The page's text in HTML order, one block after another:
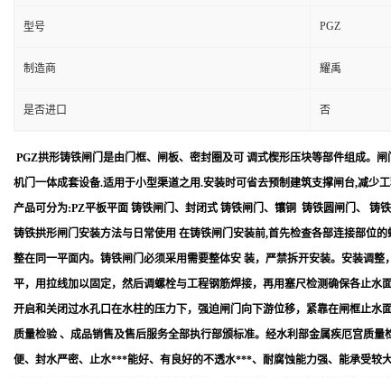
型号 PGZ
制造商 耀禹
是否进口 否
PGZ拱形铸铁闸门是由门框、闸板、密封圈及可 调式楔形压块等部件组成
机门一体成套设备.适用于小型渠道之用.安装时可省去预制建筑支撑闸台,减少
产品可分为:PZ平板平面 铸铁闸门、封闭式 铸铁闸门、镶铜 铸铁圆闸门、 铸
铸铁拱形闸门安装方法与日常使用 在铸铁闸门安装前,首先检查各部连接部位
整在同一平面内。铸铁闸门必须采用需要整体安 装，严禁拆开安装。安装调
平，用拉线加以固定，然后调螺栓与工程钢筋焊接，再用塞尺检测确保各止
开启和关闭过水孔口在水柱的压力下，强迫闸门向下游位移，紧靠在闸框止
质量检验 、成品销售及售后服务全部执行部颁标准。经水利部金属疾厄宫质
便、封水严密、止水***能好、有良好的不透水***、耐腐蚀能力强、能承受较